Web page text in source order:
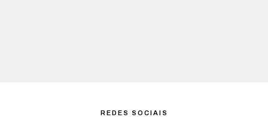
REDES SOCIAIS